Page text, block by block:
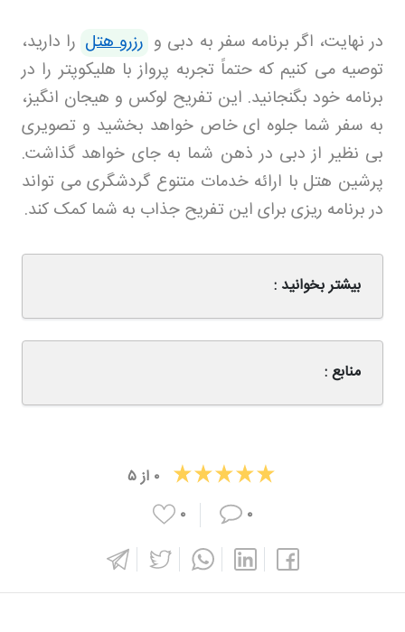
در نهایت، اگر برنامه سفر به دبی و رزرو هتل را دارید،
توصیه می‌ کنیم که حتماً تجربه پرواز با هلیکوپتر را در
برنامه خود بگنجانید. این تفریح لوکس و هیجان‌ انگیز،
به سفر شما جلوه‌ ای خاص خواهد بخشید و تصویری
بی‌ نظیر از دبی در ذهن شما به جای خواهد گذاشت.
پرشین هتل با ارائه خدمات متنوع گردشگری می‌ تواند
در برنامه‌ ریزی برای این تفریح جذاب به شما کمک کند.
بیشتر بخوانید :
منابع :
۰ از۵
۰
۰